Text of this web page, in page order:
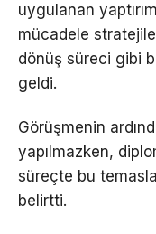
uygulanan
mücadele
dönüş süreci gibi
geldi.
Görüşmenin
yapılmazken,
süreçte bu
belirtti.